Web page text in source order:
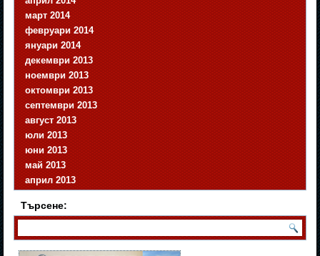
март 2014
февруари 2014
януари 2014
декември 2013
ноември 2013
октомври 2013
септември 2013
август 2013
юли 2013
юни 2013
май 2013
април 2013
Търсене: